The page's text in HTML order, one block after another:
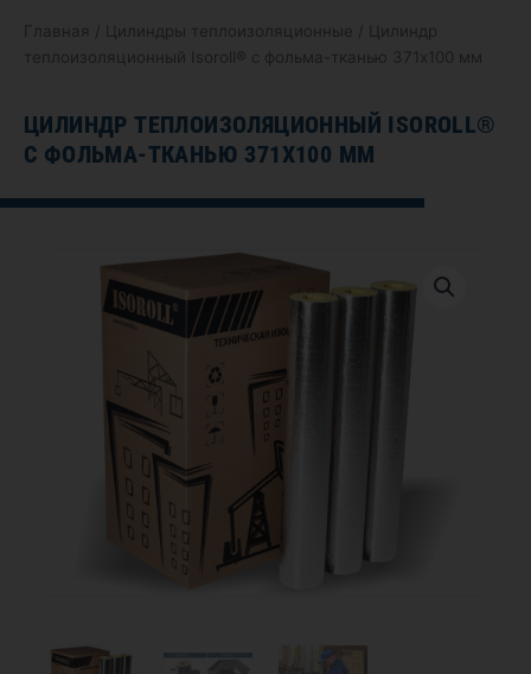
Главная Цилиндры теплоизоляционные / Цилиндр
теплоизоляционный Isoroll® с фольма-тканью 371х100 мм
ЦИЛИНДР ТЕПЛОИЗОЛЯЦИОННЫЙ ISOROLL®
С ФОЛЬМА-ТКАНЬЮ 371Х100 ММ